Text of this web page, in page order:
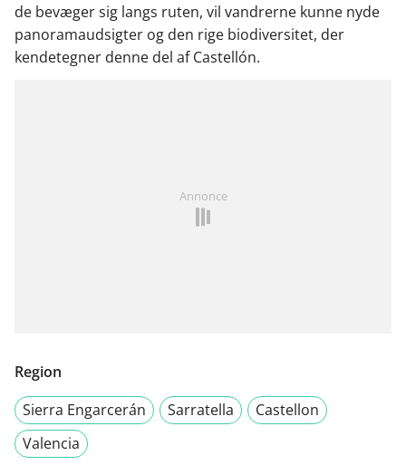
de bevæger sig langs ruten, vil vandrerne kunne nyde
panoramaudsigter og den rige biodiversitet, der
kendetegner denne del af Castellón.
Annonce
Region
Sierra Engarcerán
Sarratella
Castellon
Valencia